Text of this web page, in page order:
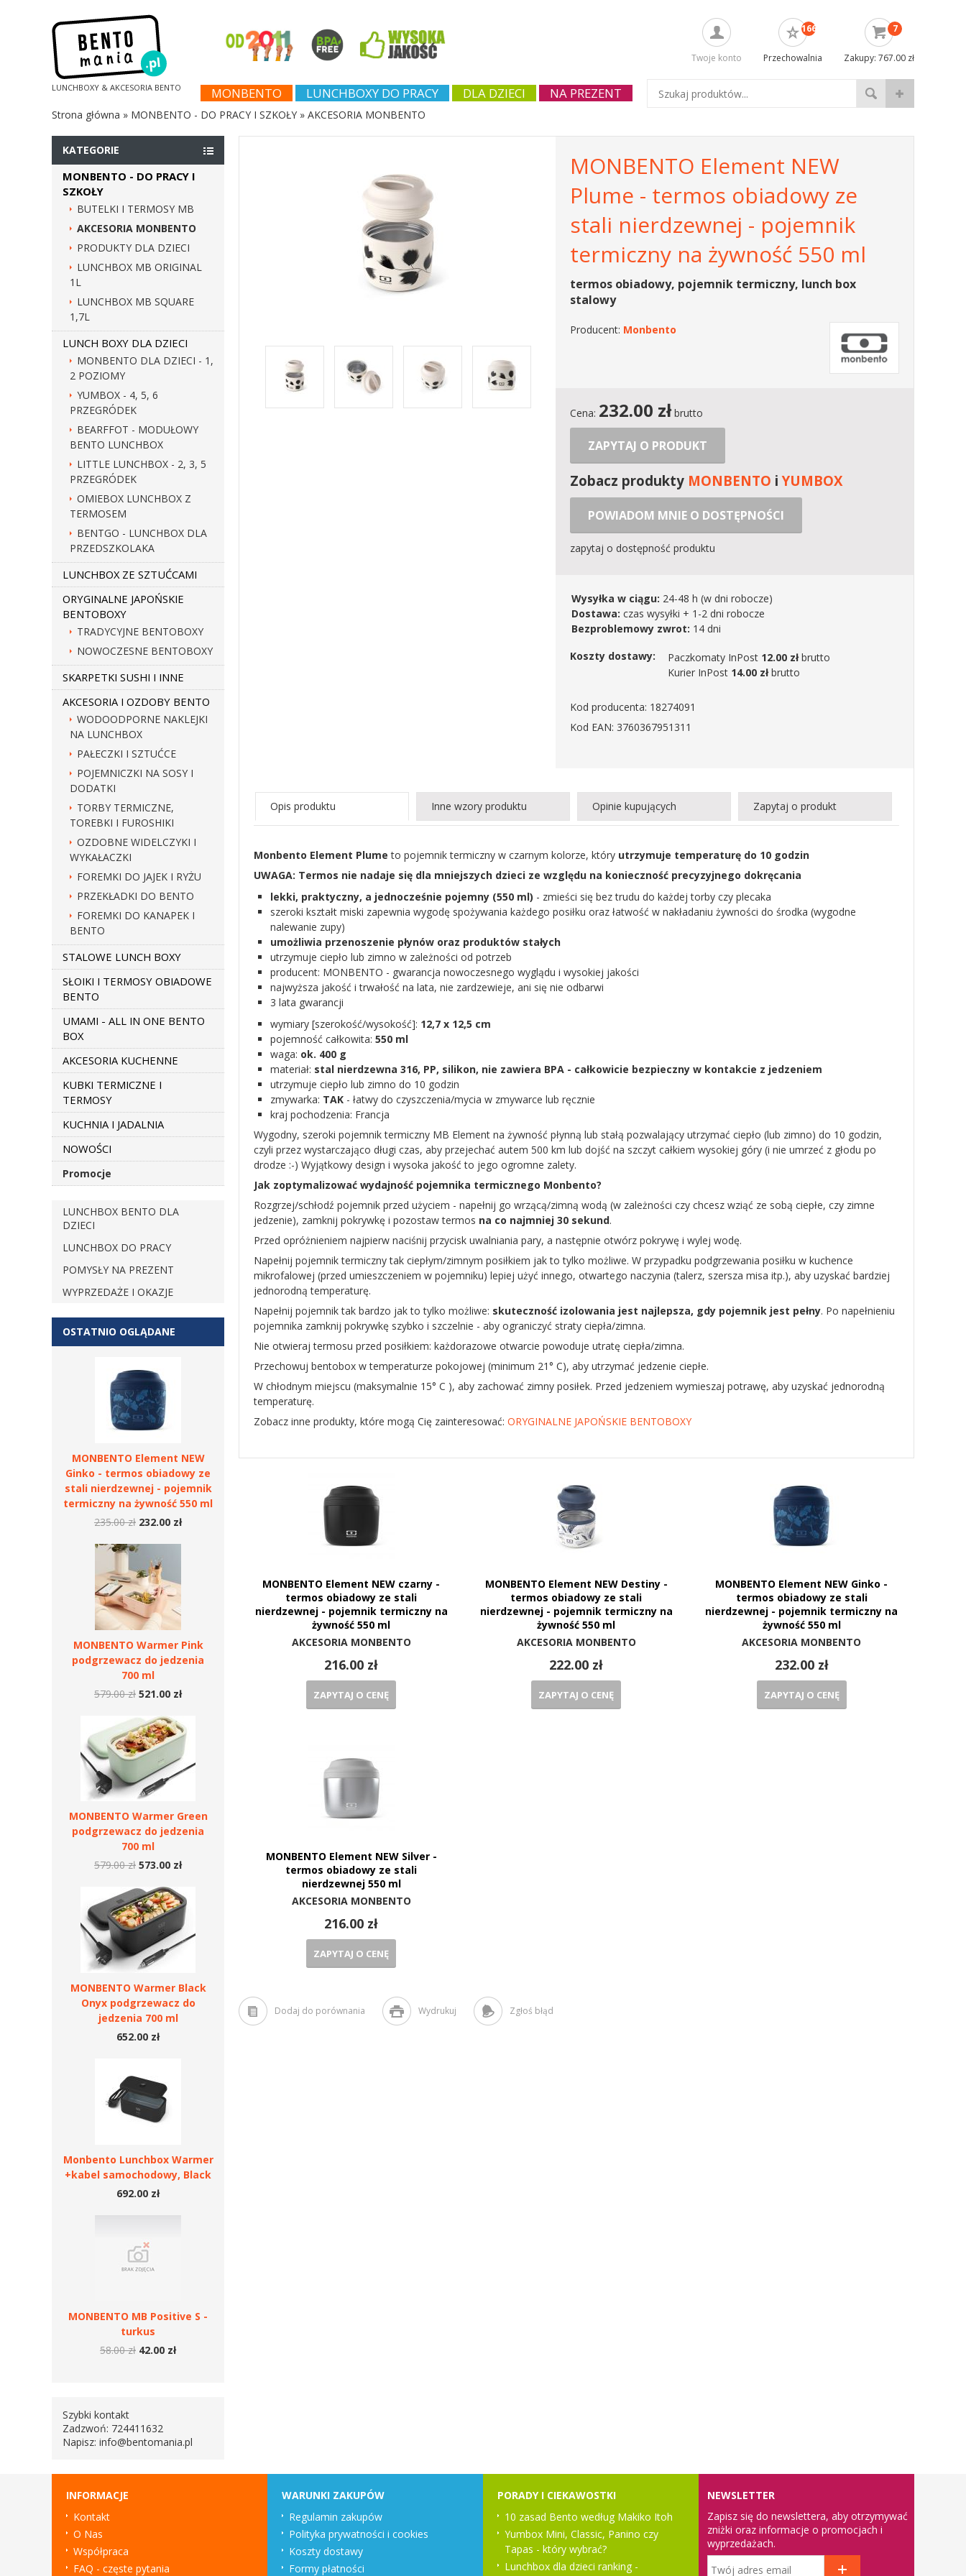
LUNCHBOXY & AKCESORIA BENTO
Twoje konto
166
Przechowalnia
7
Zakupy: 767.00 zł
MONBENTO LUNCHBOXY DO PRACY DLA DZIECI NA PREZENT
Strona główna » MONBENTO - DO PRACY I SZKOŁY » AKCESORIA MONBENTO
KATEGORIE
MONBENTO - DO PRACY I
SZKOŁY
BUTELKI I TERMOSY MB
AKCESORIA MONBENTO
PRODUKTY DLA DZIECI
LUNCHBOX MB ORIGINAL
1L
LUNCHBOX MB SQUARE
1,7L
LUNCH BOXY DLA DZIECI
MONBENTO DLA DZIECI - 1,
2 POZIOMY
YUMBOX - 4, 5, 6
PRZEGRÓDEK
BEARFFOT - MODUŁOWY
BENTO LUNCHBOX
LITTLE LUNCHBOX - 2, 3, 5
PRZEGRÓDEK
OMIEBOX LUNCHBOX Z
TERMOSEM
BENTGO - LUNCHBOX DLA
PRZEDSZKOLAKA
LUNCHBOX ZE SZTUĆCAMI
ORYGINALNE JAPOŃSKIE
BENTOBOXY
TRADYCYJNE BENTOBOXY
NOWOCZESNE BENTOBOXY
SKARPETKI SUSHI I INNE
AKCESORIA I OZDOBY BENTO
WODOODPORNE NAKLEJKI
NA LUNCHBOX
PAŁECZKI I SZTUĆCE
POJEMNICZKI NA SOSY I
DODATKI
TORBY TERMICZNE,
TOREBKI I FUROSHIKI
OZDOBNE WIDELCZYKI I
WYKAŁACZKI
FOREMKI DO JAJEK I RYŻU
PRZEKŁADKI DO BENTO
FOREMKI DO KANAPEK I
BENTO
STALOWE LUNCH BOXY
SŁOIKI I TERMOSY OBIADOWE
BENTO
UMAMI - ALL IN ONE BENTO
BOX
AKCESORIA KUCHENNE
KUBKI TERMICZNE I
TERMOSY
KUCHNIA I JADALNIA
NOWOŚCI
Promocje
LUNCHBOX BENTO DLA
DZIECI
LUNCHBOX DO PRACY
POMYSŁY NA PREZENT
WYPRZEDAŻE I OKAZJE
MONBENTO Element NEW
Plume - termos obiadowy ze
stali nierdzewnej - pojemnik
termiczny na żywność 550 ml
termos obiadowy, pojemnik termiczny, lunch box
stalowy
Producent: Monbento
Cena: 232.00 złbrutto
ZAPYTAJ O PRODUKT
Zobacz produkty MONBENTO iYUMBOX
POWIADOM MNIE O DOSTĘPNOŚCI
zapytaj o dostępność produktu
Wysyłka w ciągu: 24-48 h (w dni robocze)
Dostawa: czas wysyłki + 1-2 dni robocze
Bezproblemowy zwrot: 14 dni
Koszty dostawy:
Paczkomaty InPost 12.00 złbrutto
Kurier InPost 14.00 złbrutto
Kod producenta: 18274091
Kod EAN: 3760367951311
Opis produktu Inne wzory produktu Opinie kupujących Zapytaj o produkt
Monbento Element Plume to pojemnik termiczny w czarnym kolorze, który utrzymuje temperaturę do 10 godzin
UWAGA: Termos nie nadaje się dla mniejszych dzieci ze względu na konieczność precyzyjnego dokręcania
lekki, praktyczny, a jednocześnie pojemny (550 ml) - zmieści się bez trudu do każdej torby czy plecaka
szeroki kształt miski zapewnia wygodę spożywania każdego posiłku oraz łatwość w nakładaniu żywności do środka (wygodne
nalewanie zupy)
umożliwia przenoszenie płynów oraz produktów stałych
utrzymuje ciepło lub zimno w zależności od potrzeb
producent: MONBENTO - gwarancja nowoczesnego wyglądu i wysokiej jakości
najwyższa jakość i trwałość na lata, nie zardzewieje, ani się nie odbarwi
3 lata gwarancji
wymiary [szerokość/wysokość]: 12,7 x 12,5 cm
pojemność całkowita: 550 ml
waga: ok. 400 g
materiał: stal nierdzewna 316, PP, silikon, nie zawiera BPA - całkowicie bezpieczny w kontakcie z jedzeniem
utrzymuje ciepło lub zimno do 10 godzin
zmywarka: TAK - łatwy do czyszczenia/mycia w zmywarce lub ręcznie
kraj pochodzenia: Francja
Wygodny, szeroki pojemnik termiczny MB Element na żywność płynną lub stałą pozwalający utrzymać ciepło (lub zimno) do 10 godzin,
czyli przez wystarczająco długi czas, aby przejechać autem 500 km lub dojść na szczyt całkiem wysokiej góry (i nie umrzeć z głodu po
drodze :-) Wyjątkowy design i wysoka jakość to jego ogromne zalety.
Jak zoptymalizować wydajność pojemnika termicznego Monbento?
Rozgrzej/schłodź pojemnik przed użyciem - napełnij go wrzącą/zimną wodą (w zależności czy chcesz wziąć ze sobą ciepłe, czy zimne
jedzenie), zamknij pokrywkę i pozostaw termos na co najmniej 30 sekund.
Przed opróżnieniem najpierw naciśnij przycisk uwalniania pary, a następnie otwórz pokrywę i wylej wodę.
Napełnij pojemnik termiczny tak ciepłym/zimnym posiłkiem jak to tylko możliwe. W przypadku podgrzewania posiłku w kuchence
mikrofalowej (przed umieszczeniem w pojemniku) lepiej użyć innego, otwartego naczynia (talerz, szersza misa itp.), aby uzyskać bardziej
jednorodną temperaturę.
Napełnij pojemnik tak bardzo jak to tylko możliwe: skuteczność izolowania jest najlepsza, gdy pojemnik jest pełny. Po napełnieniu
pojemnika zamknij pokrywkę szybko i szczelnie - aby ograniczyć straty ciepła/zimna.
Nie otwieraj termosu przed posiłkiem: każdorazowe otwarcie powoduje utratę ciepła/zimna.
Przechowuj bentobox w temperaturze pokojowej (minimum 21° C), aby utrzymać jedzenie ciepłe.
W chłodnym miejscu (maksymalnie 15° C ), aby zachować zimny posiłek. Przed jedzeniem wymieszaj potrawę, aby uzyskać jednorodną
temperaturę.
Zobacz inne produkty, które mogą Cię zainteresować: ORYGINALNE JAPOŃSKIE BENTOBOXY
MONBENTO Element NEW czarny -
termos obiadowy ze stali
nierdzewnej - pojemnik termiczny na
żywność 550 ml
AKCESORIA MONBENTO
216.00 zł
ZAPYTAJ O CENĘ
MONBENTO Element NEW Destiny -
termos obiadowy ze stali
nierdzewnej - pojemnik termiczny na
żywność 550 ml
AKCESORIA MONBENTO
222.00 zł
ZAPYTAJ O CENĘ
MONBENTO Element NEW Ginko -
termos obiadowy ze stali
nierdzewnej - pojemnik termiczny na
żywność 550 ml
AKCESORIA MONBENTO
232.00 zł
ZAPYTAJ O CENĘ
MONBENTO Element NEW Silver -
termos obiadowy ze stali
nierdzewnej 550 ml
AKCESORIA MONBENTO
216.00 zł
ZAPYTAJ O CENĘ
Dodaj do porównania Wydrukuj Zgłoś błąd
OSTATNIO OGLĄDANE
MONBENTO Element NEW
Ginko - termos obiadowy ze
stali nierdzewnej - pojemnik
termiczny na żywność 550 ml
235.00 zł 232.00 zł
MONBENTO Warmer Pink
podgrzewacz do jedzenia
700 ml
579.00 zł 521.00 zł
MONBENTO Warmer Green
podgrzewacz do jedzenia
700 ml
579.00 zł 573.00 zł
MONBENTO Warmer Black
Onyx podgrzewacz do
jedzenia 700 ml
652.00 zł
Monbento Lunchbox Warmer
+kabel samochodowy, Black
692.00 zł
MONBENTO MB Positive S -
turkus
58.00 zł 42.00 zł
Szybki kontakt
Zadzwoń: 724411632
Napisz: info@bentomania.pl
INFORMACJE
Kontakt
O Nas
Współpraca
FAQ - częste pytania
WARUNKI ZAKUPÓW
Regulamin zakupów
Polityka prywatności i cookies
Koszty dostawy
Formy płatności
PORADY I CIEKAWOSTKI
10 zasad Bento według Makiko Itoh
Yumbox Mini, Classic, Panino czy
Tapas - który wybrać?
Lunchbox dla dzieci ranking -
NEWSLETTER
Zapisz się do newslettera, aby otrzymywać
zniżki oraz informacje o promocjach i
wyprzedażach.